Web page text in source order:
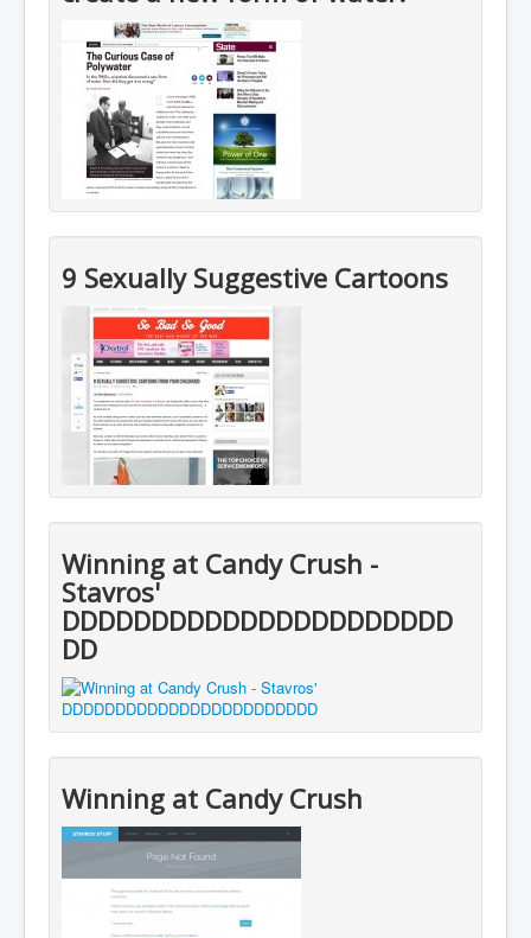
9 Sexually Suggestive Cartoons
Winning at Candy Crush -
Stavros'
DDDDDDDDDDDDDDDDDDDDDD
DD
Winning at Candy Crush